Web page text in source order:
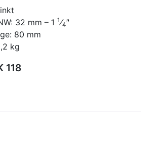
32 mm – 1 1⁄4″
80 mm
kg
118